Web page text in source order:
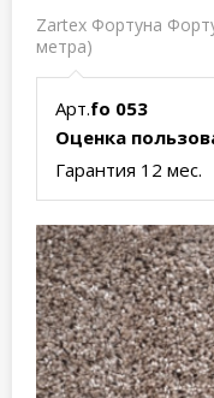
Zartex Фортуна
метра)
Арт.fo 053
Оценка
Гарантия 12 мес.